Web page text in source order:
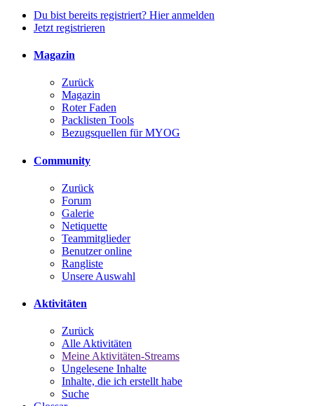
Du bist bereits registriert? Hier anmelden
Jetzt registrieren
Magazin
Zurück
Magazin
Roter Faden
Packlisten Tools
Bezugsquellen für MYOG
Community
Zurück
Forum
Galerie
Netiquette
Teammitglieder
Benutzer online
Rangliste
Unsere Auswahl
Aktivitäten
Zurück
Alle Aktivitäten
Meine Aktivitäten-Streams
Ungelesene Inhalte
Inhalte, die ich erstellt habe
Suche